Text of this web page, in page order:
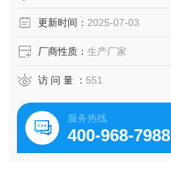
更新时间： 2025-07-03
厂商性质： 生产厂家
访 问 量 ： 551
服务热线
400-968-7988